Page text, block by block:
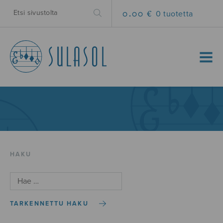
0.00 € 0 tuotetta
MENU
HAKU
TARKENNETTU HAKU